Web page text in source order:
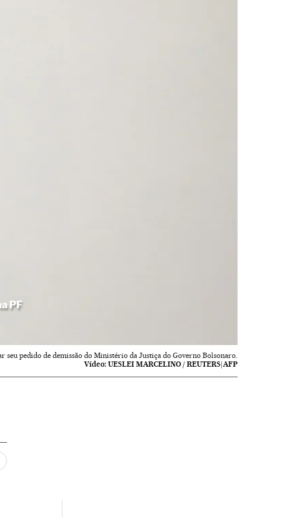
PF
seu pedido de demissão do Ministério da Justiça do Governo Bolsonaro.
Vídeo: UESLEI MARCELINO / REUTERS|AFP